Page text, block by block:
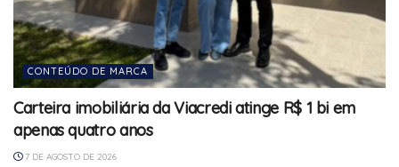
CONTEÚDO DE MARCA
Carteira imobiliária da Viacredi atinge R$ 1 bi em
apenas quatro anos
7 DE AGOSTO DE 2026